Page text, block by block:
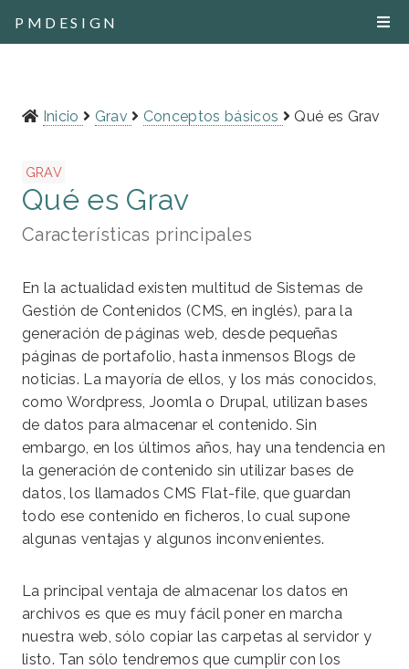
PMDESIGN
Inicio Grav Conceptos básicos Qué es Grav
GRAV
Qué es Grav
Características principales
En la actualidad existen multitud de Sistemas de
Gestión de Contenidos (CMS, en inglés), para la
generación de páginas web, desde pequeñas
páginas de portafolio, hasta inmensos Blogs de
noticias. La mayoría de ellos, y los más conocidos,
como Wordpress, Joomla o Drupal, utilizan bases
de datos para almacenar el contenido. Sin
embargo, en los últimos años, hay una tendencia en
la generación de contenido sin utilizar bases de
datos, los llamados CMS Flat-file, que guardan
todo ese contenido en ficheros, lo cual supone
algunas ventajas y algunos inconvenientes.
La principal ventaja de almacenar los datos en
archivos es que es muy fácil poner en marcha
nuestra web, sólo copiar las carpetas al servidor y
listo. Tan sólo tendremos que cumplir con los